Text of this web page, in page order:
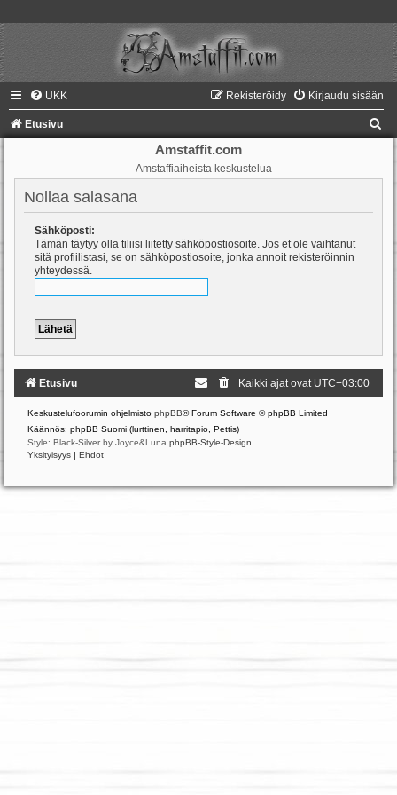
UKK Kirjaudu sisään
Rekisteröidy
Etusivu
Amstaffit.com
Amstaffiaiheista keskustelua
Nollaa salasana
Sähköposti:
Tämän täytyy olla tiliisi liitetty sähköpostiosoite. Jos et ole vaihtanut
sitä profiilistasi, se on sähköpostiosoite, jonka annoit rekisteröinnin
yhteydessä.
Etusivu Kaikki ajat ovat UTC+03:00
Keskustelufoorumin ohjelmisto phpBB® Forum Software © phpBB Limited
Käännös: phpBB Suomi (lurttinen, harritapio, Pettis)
Style: Black-Silver by Joyce&Luna phpBB-Style-Design
Yksityisyys | Ehdot